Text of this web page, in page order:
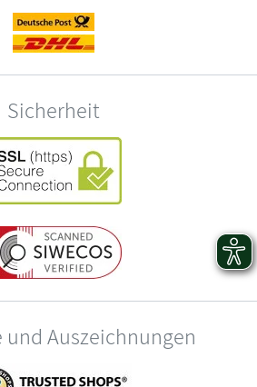
Sicherheit
Auszeichnungen